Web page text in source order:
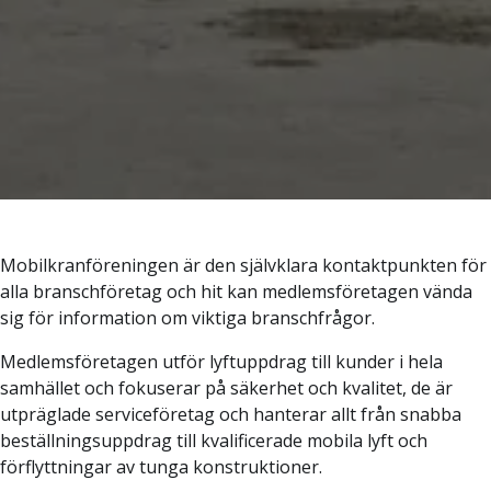
Mobilkranföreningen är den självklara kontaktpunkten för
alla branschföretag och hit kan medlemsföretagen vända
sig för information om viktiga branschfrågor.
Medlemsföretagen utför lyftuppdrag till kunder i hela
samhället och fokuserar på säkerhet och kvalitet, de är
utpräglade serviceföretag och hanterar allt från snabba
beställningsuppdrag till kvalificerade mobila lyft och
förflyttningar av tunga konstruktioner.